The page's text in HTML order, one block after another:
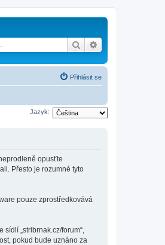
Hledat
Přihlásit se
Jazyk:
opusťte
Přesto je rozumné tyto
pouze zprostředkovává
„stribrnak.cz/forum“,
pokud bude uznáno za